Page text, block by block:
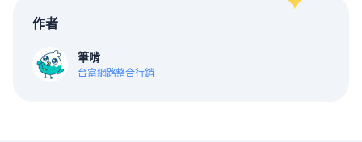
作者
筆啃
台富網路整合行銷